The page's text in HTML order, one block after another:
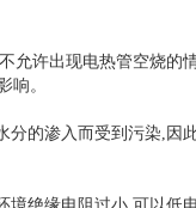
允许出现电热管空烧的
响。
的渗入而受到污染,因